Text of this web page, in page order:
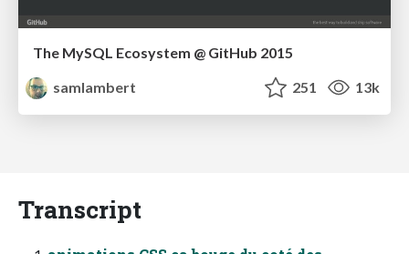
The MySQL Ecosystem @ GitHub 2015
samlambert
251 13k
Transcript